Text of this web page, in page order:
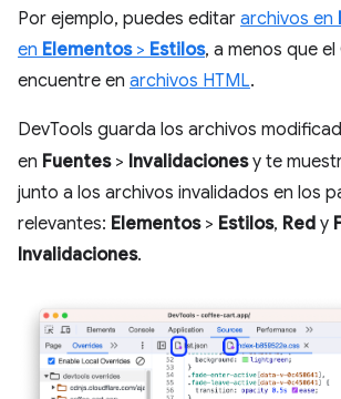
Por ejemplo, puedes editar archivos en
en Elementos> Estilos, a menos que el
encuentre en archivos HTML.
DevTools guarda los archivos
en Fuentes> Invalidacionesy te
junto a los archivos invalidados en los
relevantes: Elementos> Estilos, Red y
Invalidaciones.